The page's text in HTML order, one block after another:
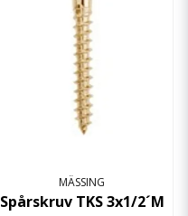
MÄSSING
Spårskruv TKS 3x1/2´M